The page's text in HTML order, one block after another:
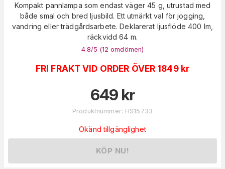
Kompakt pannlampa som endast väger 45 g, utrustad med
både smal och bred ljusbild. Ett utmärkt val för jogging,
vandring eller trädgårdsarbete. Deklarerat ljusflöde 400 lm,
räckvidd 64 m.
4.8/5 (12 omdömen)
FRI FRAKT VID ORDER ÖVER 1849 kr
649 kr
Produktnummer: HS15733
Okänd tillgänglighet
KÖP NU!